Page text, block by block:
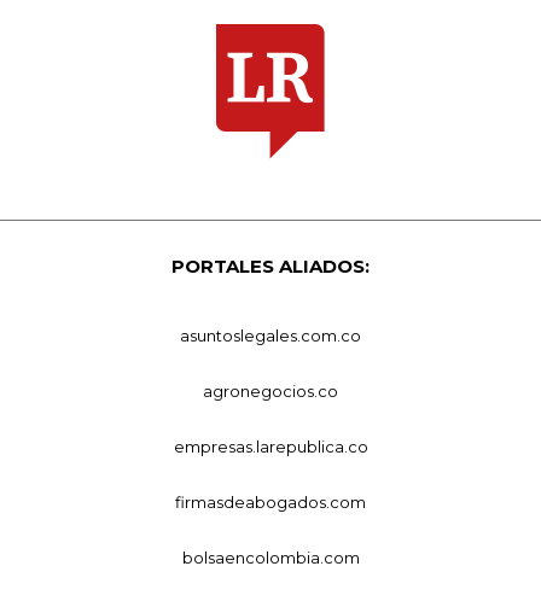
PORTALES ALIADOS:
asuntoslegales.com.co
agronegocios.co
empresas.larepublica.co
firmasdeabogados.com
bolsaencolombia.com